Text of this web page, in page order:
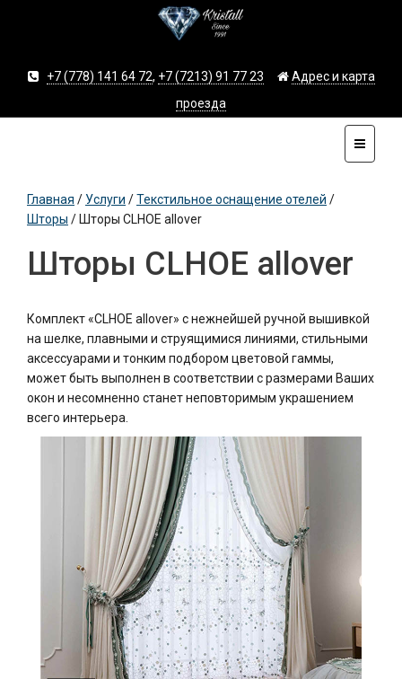
+7 (778) 141 64 72, +7 (7213) 91 77 23
Адрес и карта
проезда
Главная / Услуги /Текстильное оснащение отелей /
Шторы / Шторы CLHOE allover
Шторы CLHOE allover
Комплект «CLHOE allover» с нежнейшей ручной вышивкой
на шелке, плавными и струящимися линиями, стильными
аксессуарами и тонким подбором цветовой гаммы,
может быть выполнен в соответствии с размерами Ваших
окон и несомненно станет неповторимым украшением
всего интерьера.